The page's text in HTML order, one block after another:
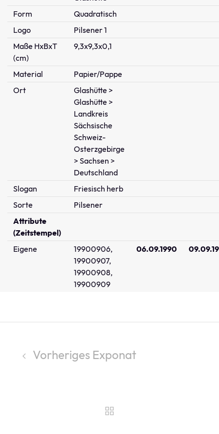
Form
Quadratisch
Logo
Pilsener 1
Maße HxBxT
(cm)
9,3x9,3x0,1
Material
Papier/Pappe
Ort
Glashütte >
Glashütte >
Landkreis
Sächsische
Schweiz-
Osterzgebirge
> Sachsen >
Deutschland
Slogan
Friesisch herb
Sorte
Pilsener
Attribute
(Zeitstempel)
Eigene
19900906,
19900907,
19900908,
19900909
06.09.1990
Vorheriges Exponat